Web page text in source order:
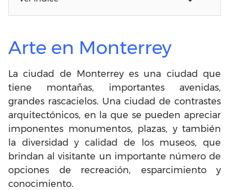
Arte en Monterrey
La ciudad de Monterrey es una ciudad que
tiene montañas, importantes avenidas,
grandes rascacielos. Una ciudad de contrastes
arquitectónicos, en la que se pueden apreciar
imponentes monumentos, plazas, y también
la diversidad y calidad de los museos, que
brindan al visitante un importante número de
opciones de recreación, esparcimiento y
conocimiento.